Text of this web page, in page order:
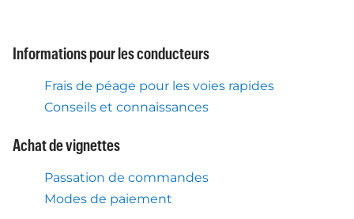
Informations pour les conducteurs
Frais de péage pour les voies rapides
Conseils et connaissances
Achat de vignettes
Passation de commandes
Modes de paiement